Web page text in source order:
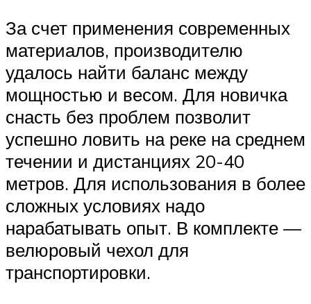
За счет применения современных
материалов, производителю
удалось найти баланс между
мощностью и весом. Для новичка
снасть без проблем позволит
успешно ловить на реке на среднем
течении и дистанциях 20-40
метров. Для использования в более
сложных условиях надо
нарабатывать опыт. В комплекте —
велюровый чехол для
транспортировки.